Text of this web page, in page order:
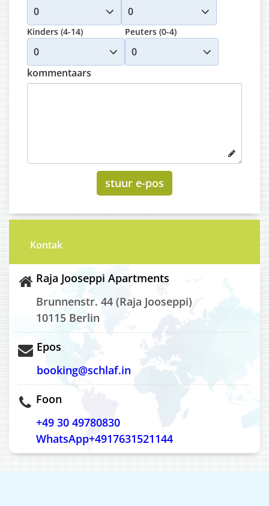
Kinders (4-14) Peuters (0-4)
kommentaars
Kontak
Raja Jooseppi Apartments
Brunnenstr. 44 (Raja Jooseppi)
10115 Berlin
Epos
booking@schlaf.in
Foon
+49 30 49780830
WhatsApp+4917631521144